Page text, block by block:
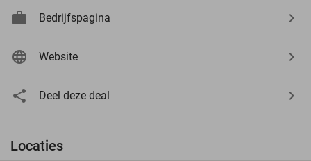
Bedrijfspagina
Website
Deel deze deal
Locaties